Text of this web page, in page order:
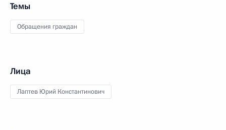
Темы
Обращения граждан
Лица
Лаптев Юрий Константинович